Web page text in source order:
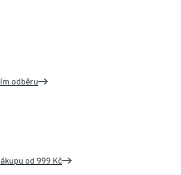
odběru
od 999 Kč